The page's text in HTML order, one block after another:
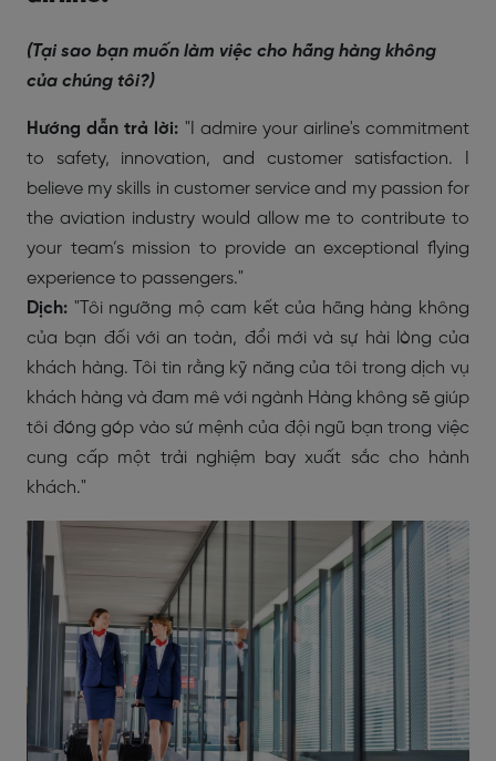
(Tại sao bạn muốn làm việc cho hãng hàng không
của chúng tôi?)
Hướng dẫn trả lời: "I admire your airline's commitment
to safety, innovation, and customer satisfaction. I
believe my skills in customer service and my passion for
the aviation industry would allow me to contribute to
your team’s mission to provide an exceptional flying
experience to passengers."
Dịch: "Tôi ngưỡng mộ cam kết của hãng hàng không
của bạn đối với an toàn, đổi mới và sự hài lòng của
khách hàng. Tôi tin rằng kỹ năng của tôi trong dịch vụ
khách hàng và đam mê với ngành Hàng không sẽ giúp
tôi đóng góp vào sứ mệnh của đội ngũ bạn trong việc
cung cấp một trải nghiệm bay xuất sắc cho hành
khách."